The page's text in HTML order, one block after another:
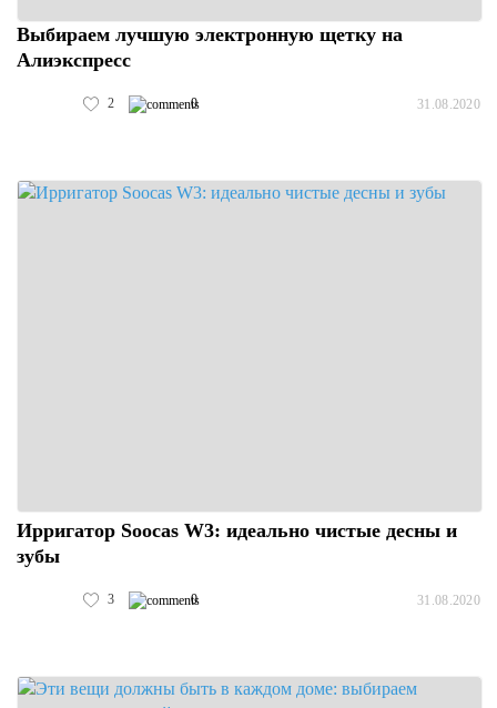
Выбираем лучшую электронную щетку на
Алиэкспресс
2 0 31.08.2020
Ирригатор Soocas W3: идеально чистые десны и
зубы
3 0 31.08.2020